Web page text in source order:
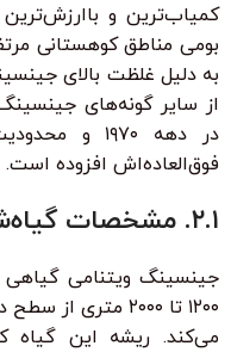
کمیاب‌ترین و
بومی مناطق کوهستانی
به دلیل غلظت بالای
از سایر گونه‌های
در دهه
فوق‌العاده‌اش افزوده است.
۲.۱. مشخصات گیاه‌شناسی و زیستگاه
جینسینگ ویتنامی
۱۲۰۰ تا ۲۰۰۰
می‌کند. ریشه این